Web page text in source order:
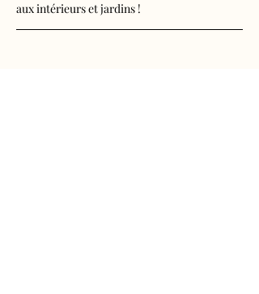
aux intérieurs et jardins !